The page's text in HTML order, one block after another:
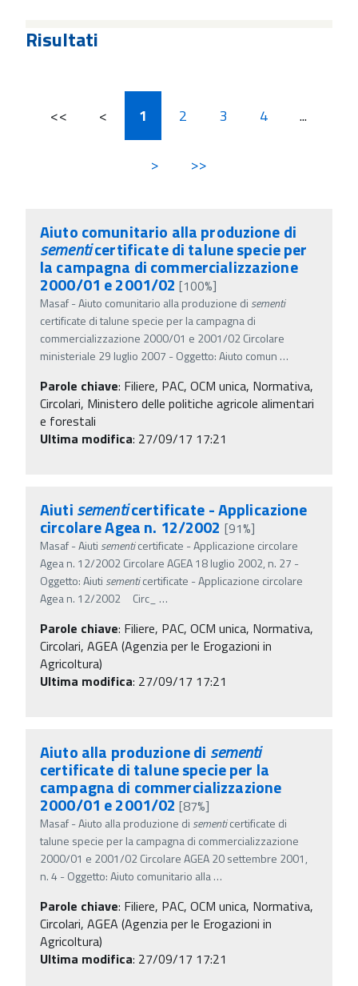
Risultati
<< < 1 2 3 4 ...
> >>
Aiuto comunitario alla produzione di
sementicertificate di talune specie per
la campagna di commercializzazione
2000/01 e 2001/02 [100%]
Masaf - Aiuto comunitario alla produzione di sementi
certificate di talune specie per la campagna di
commercializzazione 2000/01 e 2001/02 Circolare
ministeriale 29 luglio 2007 - Oggetto: Aiuto comun …
Parole chiave: Filiere, PAC, OCM unica, Normativa,
Circolari, Ministero delle politiche agricole alimentari
e forestali
Ultima modifica: 27/09/17 17:21
Aiutisementicertificate - Applicazione
circolare Agea n. 12/2002 [91%]
Masaf - Aiuti sementicertificate - Applicazione circolare
Agea n. 12/2002 Circolare AGEA 18 luglio 2002, n. 27 -
Oggetto: Aiuti sementicertificate - Applicazione circolare
Agea n. 12/2002 Circ_
…
Parole chiave: Filiere, PAC, OCM unica, Normativa,
Circolari, AGEA (Agenzia per le Erogazioni in
Agricoltura)
Ultima modifica: 27/09/17 17:21
Aiuto alla produzione di sementi
certificate di talune specie per la
campagna di commercializzazione
2000/01 e 2001/02 [87%]
Masaf - Aiuto alla produzione di sementicertificate di
talune specie per la campagna di commercializzazione
2000/01 e 2001/02 Circolare AGEA 20 settembre 2001,
n. 4 - Oggetto: Aiuto comunitario alla…
Parole chiave: Filiere, PAC, OCM unica, Normativa,
Circolari, AGEA (Agenzia per le Erogazioni in
Agricoltura)
Ultima modifica: 27/09/17 17:21